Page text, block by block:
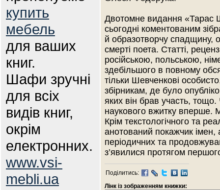
купить
мебель
для ваших
книг.
Шафи зручні
для всіх
видів книг,
окрім
електронних.
www.vsi-
mebli.ua
Двотомне видання «Тарас
сьогодні коментованим
й образотворчу спадщину,
смерті поета. Статті,
російською, польською,
здебільшого в повному
тільки Шевченкові
збірникам, де було
яких він брав участь,
наукового вжитку вперше.
Крім текстологічного та
анотований покажчик імен,
періодичних та
з’явилися протягом
Поділитись:
Лінк із зображенням книжки: